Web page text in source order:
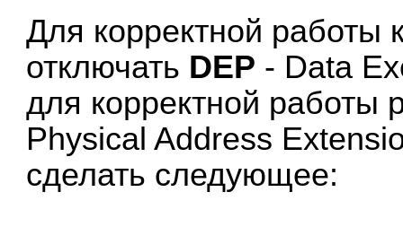
Для корректной работы
отключать DEP - Data
для корректной работы
Physical Address
сделать следующее: